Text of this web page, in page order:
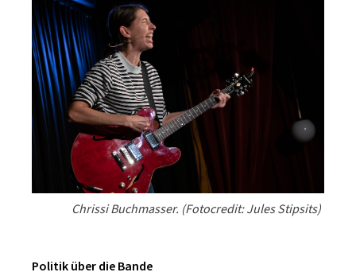
Chrissi Buchmasser. (Fotocredit: Jules Stipsits)
Politik über die Bande